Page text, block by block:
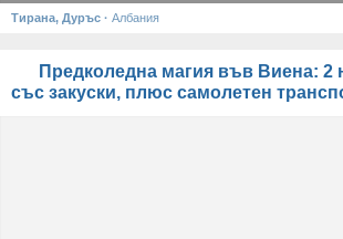
Тирана, Дуръс · Албания
Предколедна магия във Виена: 2
със закуски, плюс самолетен